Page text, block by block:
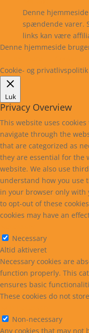
Denne
spændende varer.
links kan være
Denne hjemmeside
Cookie- og privatlivspolitik
Luk
Privacy Overview
This website uses
navigate through the
that are categorized as
they are essential for the
website. We also use
understand how you use
in your browser only with
to opt-out of these
cookies may have an
Necessary
Altid aktiveret
Necessary cookies are
function properly. This
ensures basic
These cookies do not
Non-necessary
Any cookies that may not